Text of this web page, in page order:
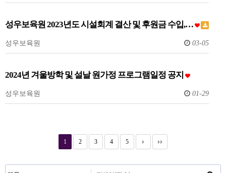
성우보육원 2023년도 시설회계 결산 및 후원금 수입,…
성우보육원 03-05
2024년 겨울방학 및 설날 원가정 프로그램일정 공지
성우보육원 01-29
1 2 3 4 5